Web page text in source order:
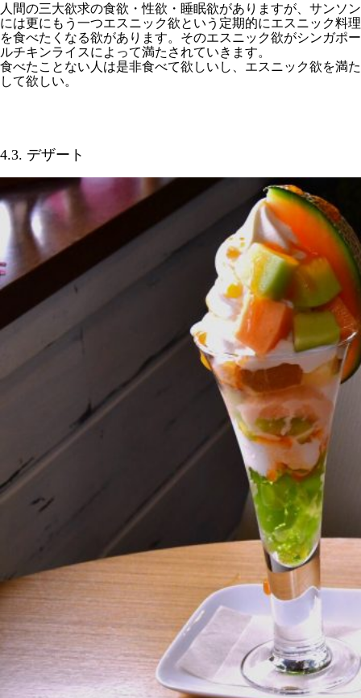
人間の三大欲求の食欲・性欲・睡眠欲がありますが、サンソン
には更にもう一つエスニック欲という定期的にエスニック料理
を食べたくなる欲があります。そのエスニック欲がシンガポー
ルチキンライスによって満たされていきます。
食べたことない人は是非食べて欲しいし、エスニック欲を満た
して欲しい。
4.3. デザート